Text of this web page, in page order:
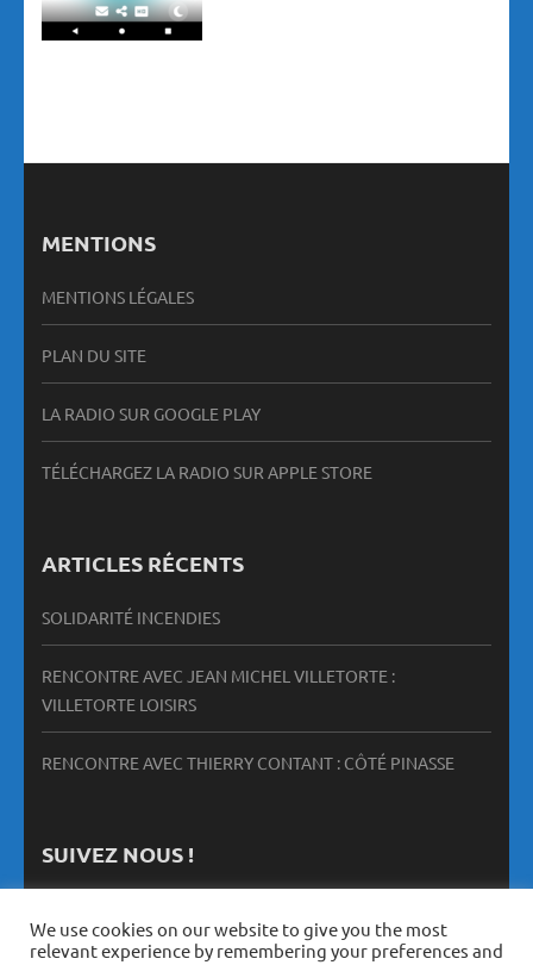
MENTIONS
MENTIONS LÉGALES
PLAN DU SITE
LA RADIO SUR GOOGLE PLAY
TÉLÉCHARGEZ LA RADIO SUR APPLE STORE
ARTICLES RÉCENTS
SOLIDARITÉ INCENDIES
RENCONTRE AVEC JEAN MICHEL VILLETORTE :
VILLETORTE LOISIRS
RENCONTRE AVEC THIERRY CONTANT : CÔTÉ PINASSE
SUIVEZ NOUS !
We use cookies on our website to give you the most
relevant experience by remembering your preferences and